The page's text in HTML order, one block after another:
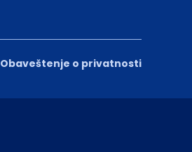
Obaveštenje o privatnosti